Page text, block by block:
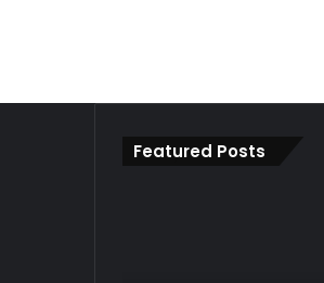
Featured Posts